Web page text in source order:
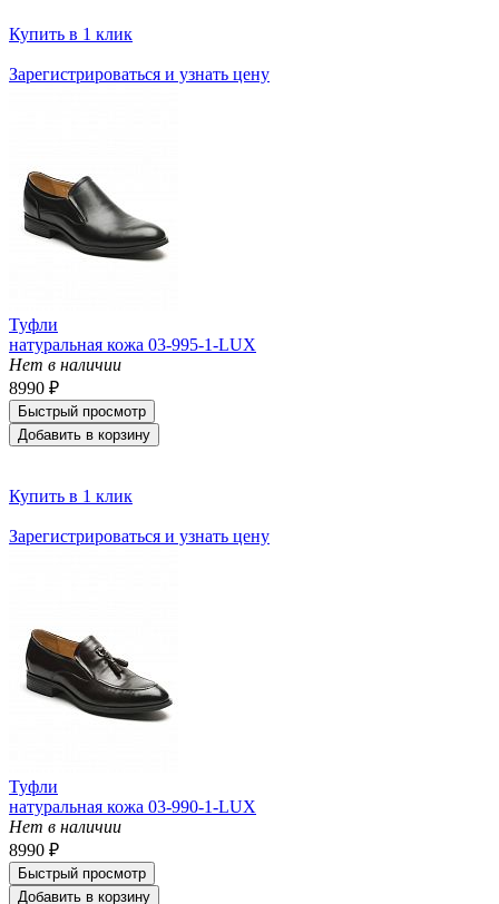
Купить в 1 клик
Зарегистрироваться и узнать цену
Туфли
натуральная кожа 03-995-1-LUX
Нет в наличии
8990 ₽
Быстрый просмотр
Добавить в корзину
Купить в 1 клик
Зарегистрироваться и узнать цену
Туфли
натуральная кожа 03-990-1-LUX
Нет в наличии
8990 ₽
Быстрый просмотр
Добавить в корзину